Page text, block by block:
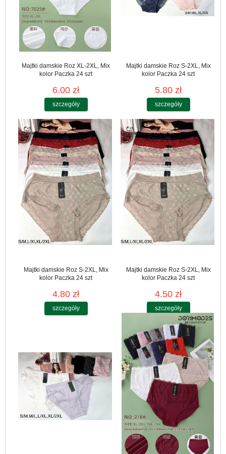
Majtki damskie Roz XL-2XL, Mix
kolor Paczka 24 szt
6.00 zł
szczegóły
Majtki damskie Roz S-2XL, Mix
kolor Paczka 24 szt
5.80 zł
szczegóły
Majtki damskie Roz S-2XL, Mix
kolor Paczka 24 szt
4.80 zł
szczegóły
Majtki damskie Roz S-2XL, Mix
kolor Paczka 24 szt
4.50 zł
szczegóły